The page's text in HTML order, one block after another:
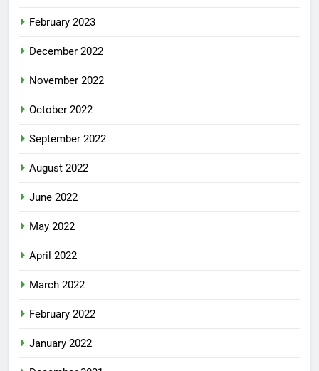
February 2023
December 2022
November 2022
October 2022
September 2022
August 2022
June 2022
May 2022
April 2022
March 2022
February 2022
January 2022